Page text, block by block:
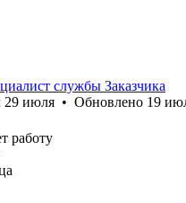
службы Заказчика
29 июля • Обновлено 19
работу